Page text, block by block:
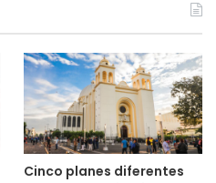
Cinco planes diferentes